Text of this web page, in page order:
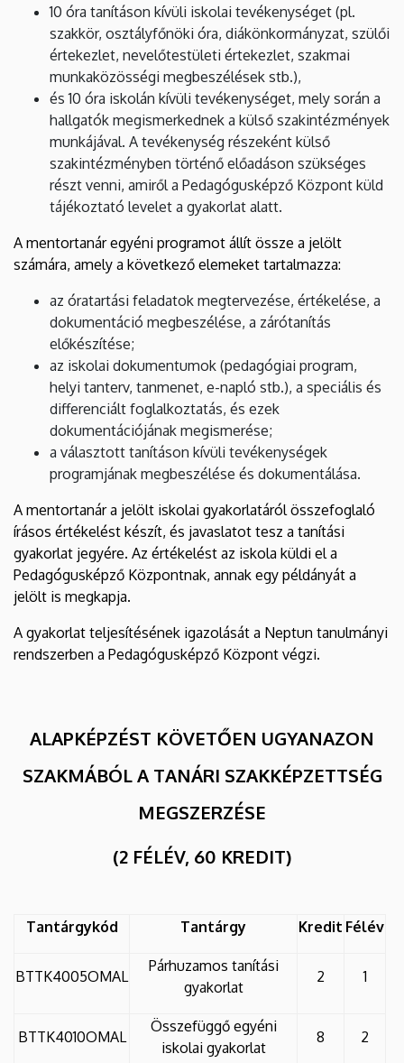
10 óra tanításon kívüli iskolai tevékenységet (pl.
szakkör, osztályfőnöki óra, diákönkormányzat, szülői
értekezlet, nevelőtestületi értekezlet, szakmai
munkaközösségi megbeszélések stb.),
és 10 óra iskolán kívüli tevékenységet, mely során a
hallgatók megismerkednek a külső szakintézmények
munkájával. A tevékenység részeként külső
szakintézményben történő előadáson szükséges
részt venni, amiről a Pedagógusképző Központ küld
tájékoztató levelet a gyakorlat alatt.
A mentortanár egyéni programot állít össze a jelölt
számára, amely a következő elemeket tartalmazza:
az óratartási feladatok megtervezése, értékelése, a
dokumentáció megbeszélése, a zárótanítás
előkészítése;
az iskolai dokumentumok (pedagógiai program,
helyi tanterv, tanmenet, e-napló stb.), a speciális és
differenciált foglalkoztatás, és ezek
dokumentációjának megismerése;
a választott tanításon kívüli tevékenységek
programjának megbeszélése és dokumentálása.
A mentortanár a jelölt iskolai gyakorlatáról összefoglaló
írásos értékelést készít, és javaslatot tesz a tanítási
gyakorlat jegyére. Az értékelést az iskola küldi el a
Pedagógusképző Központnak, annak egy példányát a
jelölt is megkapja.
A gyakorlat teljesítésének igazolását a Neptun tanulmányi
rendszerben a Pedagógusképző Központ végzi.
ALAPKÉPZÉST KÖVETŐEN UGYANAZON
SZAKMÁBÓL A TANÁRI SZAKKÉPZETTSÉG
MEGSZERZÉSE
(2 FÉLÉV, 60 KREDIT)
Tantárgykód Tantárgy Kredit Félév
BTTK4005OMAL
Párhuzamos tanítási
gyakorlat
2 1
BTTK4010OMAL
Összefüggő egyéni
iskolai gyakorlat
8 2